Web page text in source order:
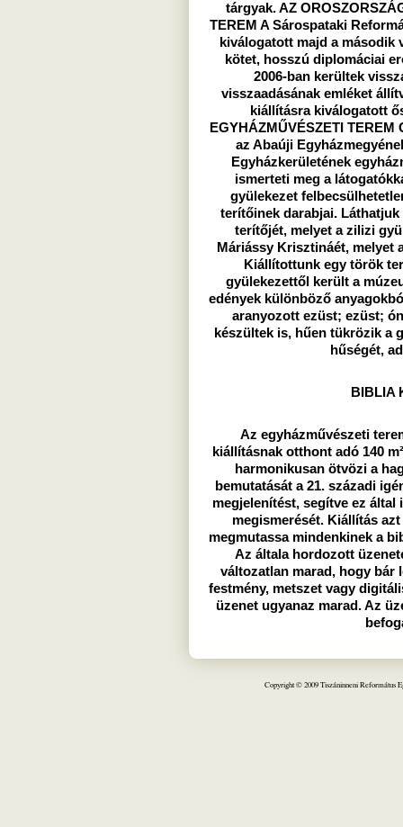
tárgyak. AZ
TEREM A Sárospataki
kiválogatott majd a második
kötet, hosszú diplomáciai
2006-ban kerültek
visszaadásának emléket
kiállításra kiválogatott
EGYHÁZMŰVÉSZETI
az Abaúji
Egyházkerületének
ismerteti meg a
gyülekezet
terítőinek darabjai.
terítőjét, melyet a zilizi
Máriássy Krisztináét, melyet
Kiállítottunk egy török
gyülekezettől került a
edények különböző
aranyozott ezüst; ezüst;
készültek is, hűen tükrözik a
hűségét,
BIBLIA
Az egyházművészeti
kiállításnak otthont adó 140
harmonikusan ötvözi a
bemutatását a 21. századi
megjelenítést, segítve ez
megismerését. Kiállítás
megmutassa mindenkinek a
Az általa hordozott
változatlan marad, hogy bár
festmény, metszet vagy
üzenet ugyanaz marad. Az
Copyright © 2009 Tiszáninneni Református